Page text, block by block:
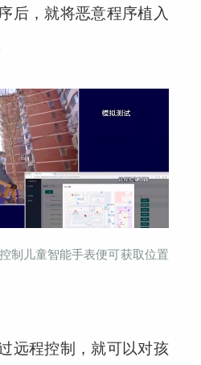
后，就将恶意程序植入
能手表便可获取位置
远程控制，就可以对孩